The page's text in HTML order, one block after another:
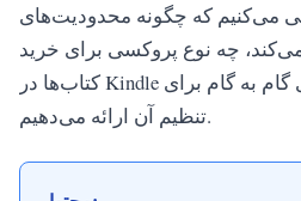
می‌کنیم که چگونه محدودیت‌های
می‌کند، چه نوع پروکسی برای خرید
کتاب‌ها در Kindle مناسب است و یک راهنمای گام به گام برای
تنظیم آن ارائه می‌دهیم.